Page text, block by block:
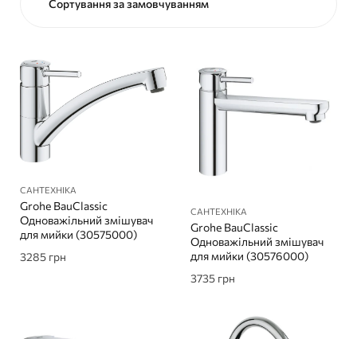
САНТЕХНІКА
Grohe BauClassic
Одноважільний змішувач
для мийки (30575000)
3285 грн
САНТЕХНІКА
Grohe BauClassic
Одноважільний змішувач
для мийки (30576000)
3735 грн